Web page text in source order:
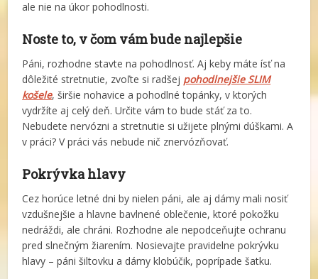
ale nie na úkor pohodlnosti.
Noste to, v čom vám bude najlepšie
Páni, rozhodne stavte na pohodlnosť. Aj keby máte ísť na
dôležité stretnutie, zvoľte si radšej pohodlnejšie SLIM
košele, širšie nohavice a pohodlné topánky, v ktorých
vydržíte aj celý deň. Určite vám to bude stáť za to.
Nebudete nervózni a stretnutie si užijete plnými dúškami. A
v práci? V práci vás nebude nič znervózňovať.
Pokrývka hlavy
Cez horúce letné dni by nielen páni, ale aj dámy mali nosiť
vzdušnejšie a hlavne bavlnené oblečenie, ktoré pokožku
nedráždi, ale chráni. Rozhodne ale nepodceňujte ochranu
pred slnečným žiarením. Nosievajte pravidelne pokrývku
hlavy – páni šiltovku a dámy klobúčik, poprípade šatku.